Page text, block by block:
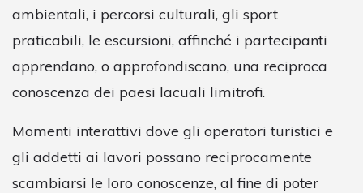
ambientali, i percorsi culturali, gli sport
praticabili, le escursioni, affinché i partecipanti
apprendano, o approfondiscano, una reciproca
conoscenza dei paesi lacuali limitrofi.
Momenti interattivi dove gli operatori turistici e
gli addetti ai lavori possano reciprocamente
scambiarsi le loro conoscenze, al fine di poter